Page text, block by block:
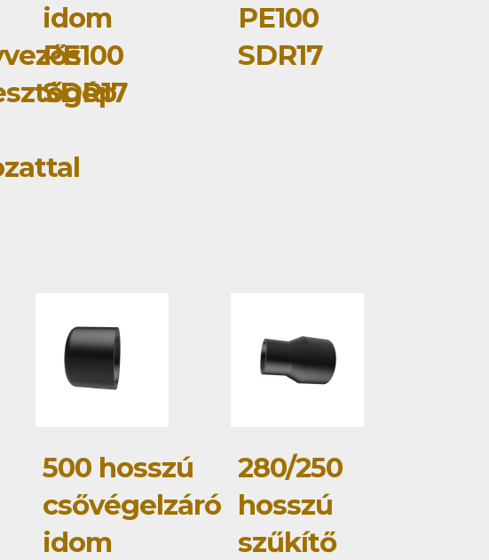
idom
PE100
SDR17
PE100
SDR17
500 hosszú
csővégelzáró
idom
280/250
hosszú
szűkítő